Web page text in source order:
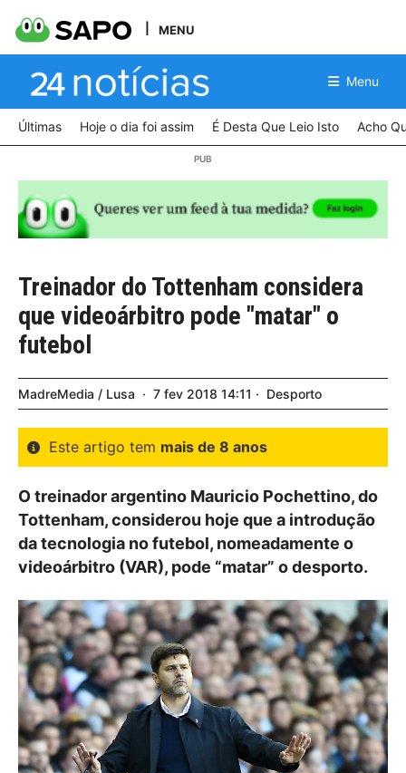
MENU
Menu
Últimas Hoje o dia foi assim É Desta Que Leio Isto Acho
Treinador do Tottenham considera
que videoárbitro pode "matar" o
futebol
MadreMedia / Lusa 7 fev 2018 14:11 Desporto
Este artigo tem mais de 8 anos
O treinador argentino Mauricio Pochettino, do
Tottenham, considerou hoje que a introdução
da tecnologia no futebol, nomeadamente o
videoárbitro (VAR), pode “matar” o desporto.